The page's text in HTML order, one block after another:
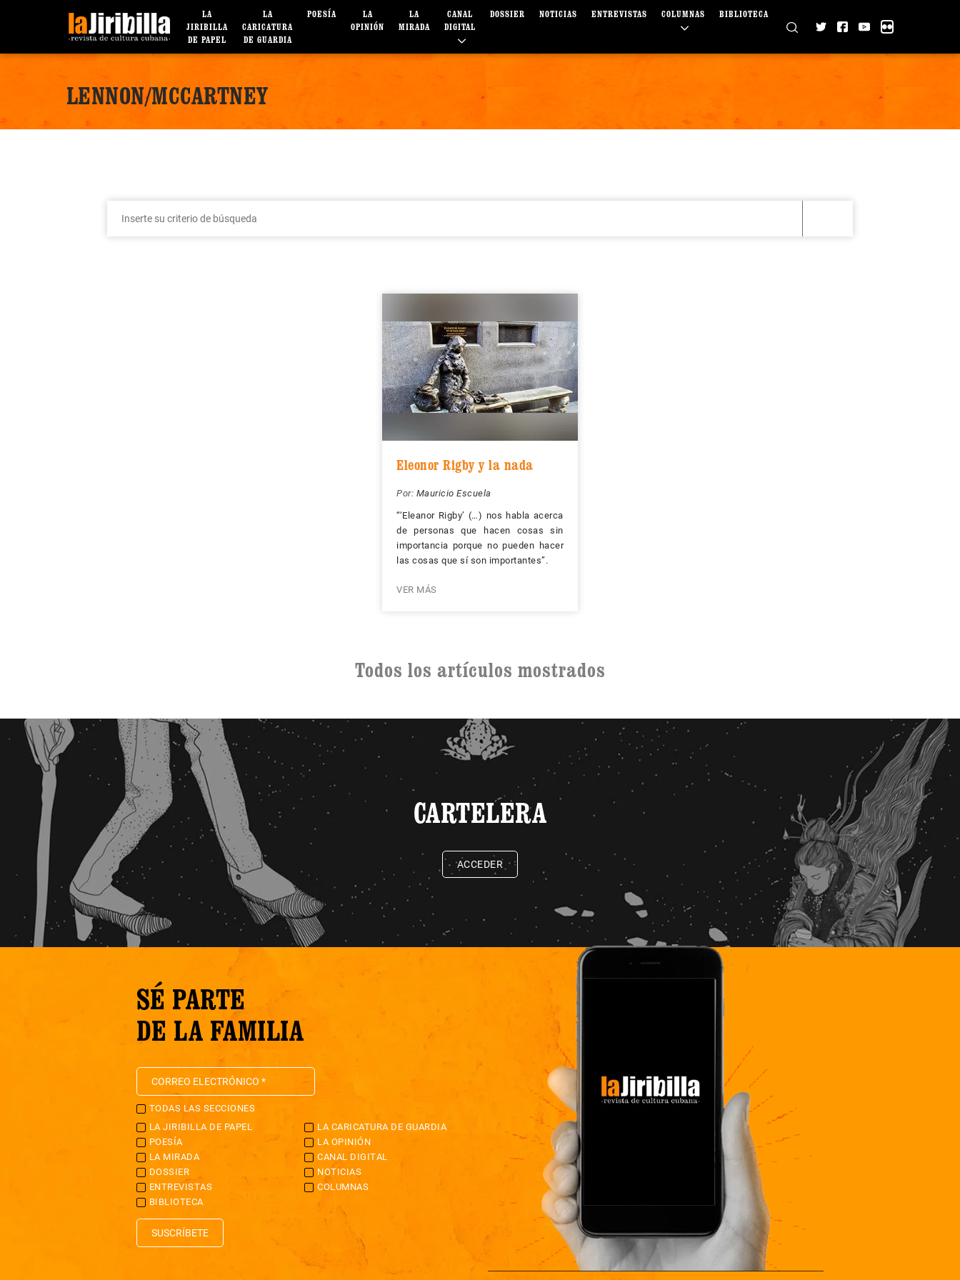
LA
JIRIBILLA
DE PAPEL
LA
CARICATURA
DE GUARDIA
POESÍA
LA
OPINIÓN
LA
MIRADA
CANAL
DIGITAL
DOSSIER NOTICIAS ENTREVISTAS COLUMNAS BIBLIOTECA
LENNON/MCCARTNEY
Eleonor Rigby y la nada
Por: Mauricio Escuela
“‘Eleanor Rigby’ (…) nos habla acerca
de personas que hacen cosas sin
importancia porque no pueden hacer
las cosas que sí son importantes”.
VER MÁS
Todos los artículos mostrados
CARTELERA
ACCEDER
SÉ PARTE
DE LA FAMILIA
TODAS LAS SECCIONES
LA JIRIBILLA DE PAPEL
LA CARICATURA DE GUARDIA
POESÍA
LA OPINIÓN
LA MIRADA
CANAL DIGITAL
DOSSIER
NOTICIAS
ENTREVISTAS
COLUMNAS
BIBLIOTECA
SUSCRÍBETE